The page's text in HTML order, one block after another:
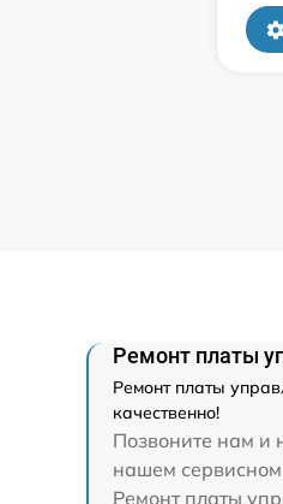
Ремонт Wi-Fi
Ремонт платы
Ремонт платы
качественно!
Позвоните нам и
нашем
Ремонт платы